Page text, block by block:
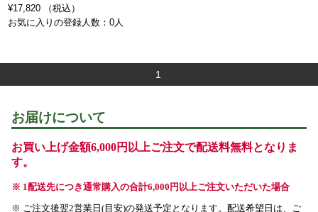
¥17,820 （税込）
お気に入りの登録人数：0人
1